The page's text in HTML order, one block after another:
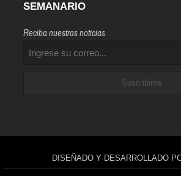
SEMANARIO
Reciba nuestras noticias
DISEÑADO Y DESARROLLADO